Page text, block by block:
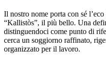
Il nostro nome porta con sé
“Kallistòs”, il più bello. Una
distinguendoci come punto di
cerca un soggiorno raffinato,
organizzato per il lavoro.